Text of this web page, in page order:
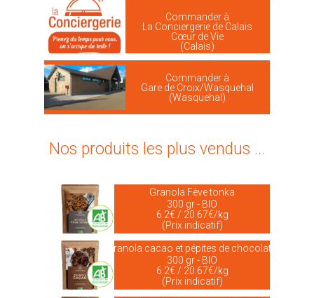
Commander à
La Conciergerie de Calais
Cœur de Vie
(Calais)
Commander à
Gare de Croix/Wasquehal
(Wasquehal)
Nos produits les plus vendus ...
Granola Fève tonka
300 gr - BIO
6.2€ / 20.67€/kg
(Prix indicatif)
Granola cacao et pépites de chocolat...
300 gr - BIO
6.2€ / 20.67€/kg
(Prix indicatif)